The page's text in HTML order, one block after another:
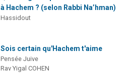
à Hachem ? (selon Rabbi Na’hman)
Hassidout
Sois certain qu'Hachem t'aime
Pensée Juive
Rav Yigal COHEN